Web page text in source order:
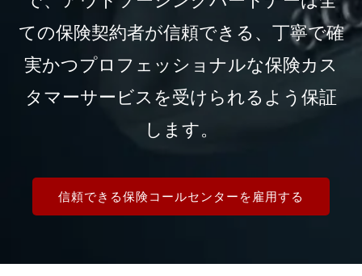
ての保険契約者が信頼できる、丁寧で確
実かつプロフェッショナルな保険カス
タマーサービスを受けられるよう保証
します。
信頼できる保険コールセンターを雇用する